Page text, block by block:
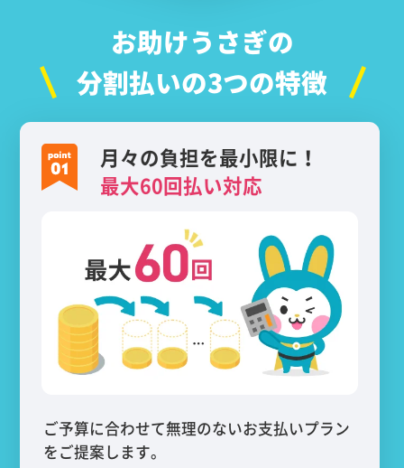
お助けうさぎの
分割払いの3つの特徴
月々の負担を最小限に！
最大60回払い対応
ご予算に合わせて無理のないお支払いプラン
をご提案します。